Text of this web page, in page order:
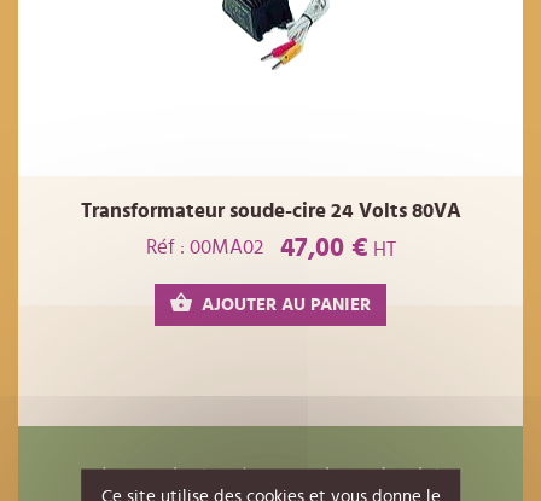
Transformateur soude-cire 24 Volts 80VA
Réf : 00MA02
47,00 € HT
AJOUTER AU PANIER
Ils ont également acheté
Ce site utilise des cookies et vous donne le